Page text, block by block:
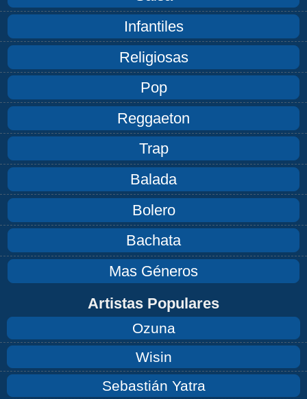
Infantiles
Religiosas
Pop
Reggaeton
Trap
Balada
Bolero
Bachata
Mas Géneros
Artistas Populares
Ozuna
Wisin
Sebastián Yatra